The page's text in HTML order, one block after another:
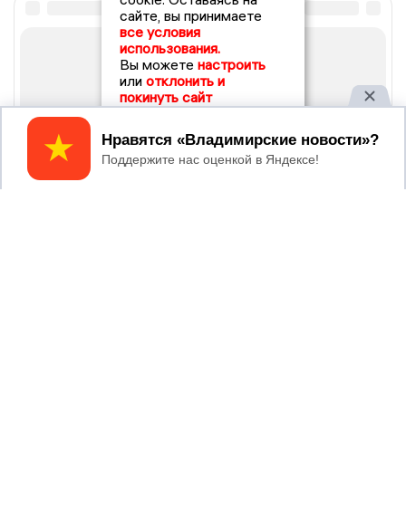
сайте, вы принимаете
все условия
использования.
Вы можете настроить
или отклонить и
покинуть сайт
Принять